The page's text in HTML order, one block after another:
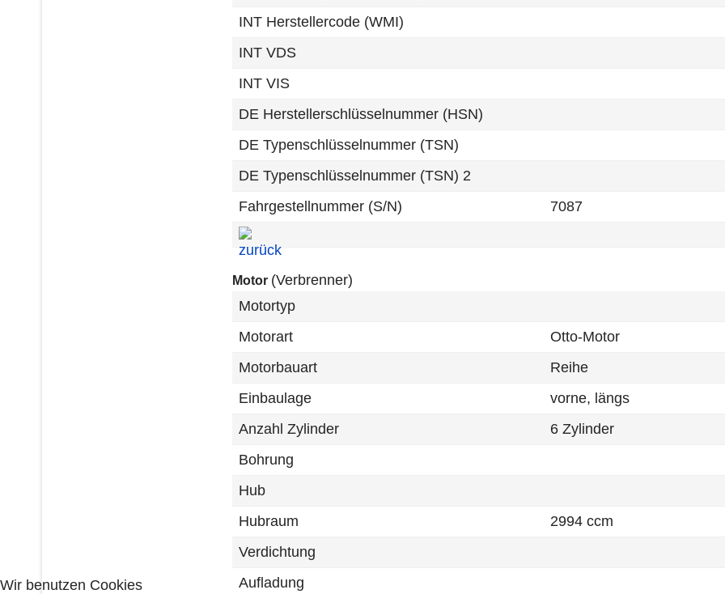
INT Herstellercode (WMI)
INT VDS
INT VIS
DE Herstellerschlüsselnummer (HSN)
DE Typenschlüsselnummer (TSN)
DE Typenschlüsselnummer (TSN) 2
Fahrgestellnummer (S/N)
7087
Motor (Verbrenner)
Motortyp
Motorart
Otto-Motor
Motorbauart
Reihe
Einbaulage
vorne, längs
Anzahl Zylinder
6 Zylinder
Bohrung
Hub
Hubraum
2994 ccm
Verdichtung
Aufladung
Wir benutzen Cookies